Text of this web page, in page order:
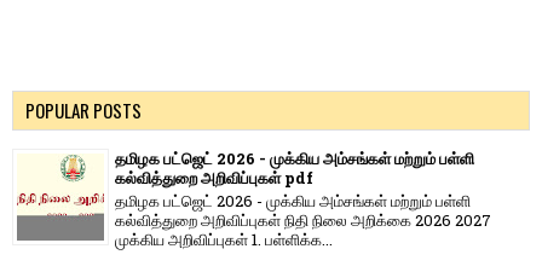
POPULAR POSTS
தமிழக பட்ஜெட் 2026 - முக்கிய அம்சங்கள் மற்றும் பள்ளி
கல்வித்துறை அறிவிப்புகள் pdf
தமிழக பட்ஜெட் 2026 - முக்கிய அம்சங்கள் மற்றும் பள்ளி
கல்வித்துறை அறிவிப்புகள் நிதி நிலை அறிக்கை 2026 2027
முக்கிய அறிவிப்புகள் 1. பள்ளிக்க...